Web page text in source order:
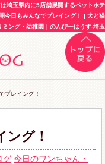
埼玉県内に5店舗展開するペットホテ
今日もみんなでプレイング！ | 犬と猫
ング・幼稚園｜のんびーはうす-埼玉
プレイング！
ング！
グ 今日のワンちゃん・